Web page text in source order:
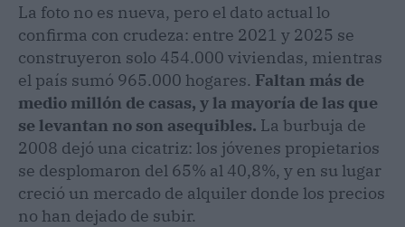
La foto no es nueva, pero el dato actual lo
confirma con crudeza: entre 2021 y 2025 se
construyeron solo 454.000 viviendas, mientras
el país sumó 965.000 hogares. Faltan más de
medio millón de casas, y la mayoría de las que
se levantan no son asequibles. La burbuja de
2008 dejó una cicatriz: los jóvenes propietarios
se desplomaron del 65% al 40,8%, y en su lugar
creció un mercado de alquiler donde los precios
no han dejado de subir.